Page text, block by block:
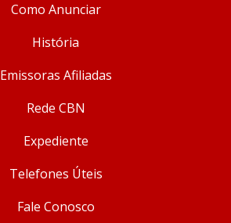
Como Anunciar
História
Emissoras Afiliadas
Rede CBN
Expediente
Telefones Úteis
Fale Conosco